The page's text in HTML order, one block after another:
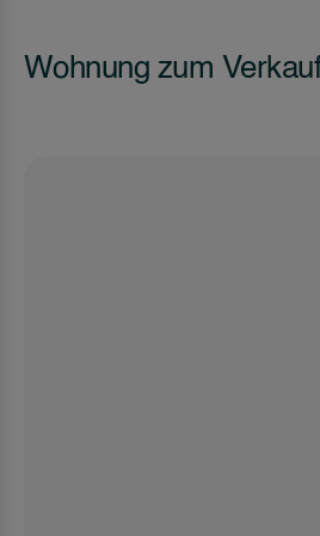
Wohnung zum